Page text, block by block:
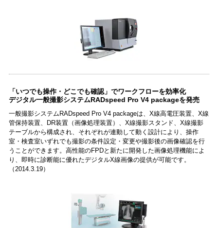
「いつでも操作・どこでも確認」でワークフローを効率化
デジタル一般撮影システムRADspeed Pro V4 packageを発売
一般撮影システムRADspeed Pro V4 packageは、X線高電圧装置、X線
管保持装置、DR装置（画像処理装置）、X線撮影スタンド、X線撮影
テーブルから構成され、それぞれが連動して動く設計により、操作
室・検査室いずれでも撮影の条件設定・変更や撮影後の画像確認を行
うことができます。高性能のFPDと新たに開発した画像処理機能によ
り、即時に診断能に優れたデジタルX線画像の提供が可能です。
（2014.3.19）